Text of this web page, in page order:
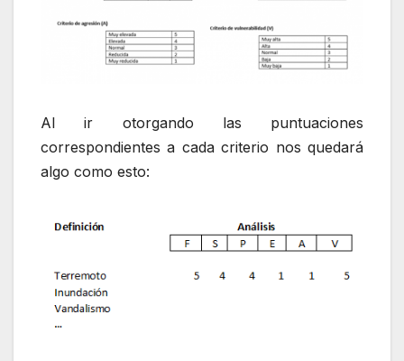
Al ir otorgando las puntuaciones
correspondientes a cada criterio nos quedará
algo como esto: